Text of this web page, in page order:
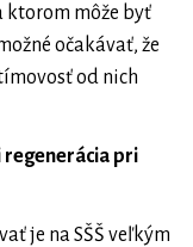
ktorom môže byť
očakávať, že
od nich
regenerácia pri
je na SŠŠ veľkým